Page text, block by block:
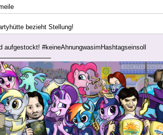
bezieht Stellung!
aufgestockt! #keineAhnungwasimHashtagseinsoll